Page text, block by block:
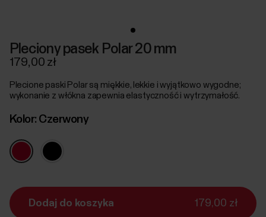
Pleciony pasek Polar 20 mm
179,00 zł
Plecione paski Polar są miękkie, lekkie i wyjątkowo wygodne;
wykonanie z włókna zapewnia elastyczność i wytrzymałość.
Kolor: Czerwony
Dodaj do koszyka 179,00 zł